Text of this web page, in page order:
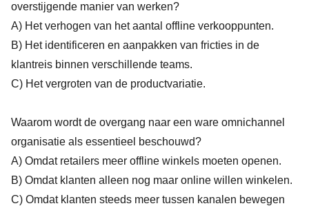
overstijgende manier van werken?
A) Het verhogen van het aantal offline verkooppunten.
B) Het identificeren en aanpakken van fricties in de
klantreis binnen verschillende teams.
C) Het vergroten van de productvariatie.
Waarom wordt de overgang naar een ware omnichannel
organisatie als essentieel beschouwd?
A) Omdat retailers meer offline winkels moeten openen.
B) Omdat klanten alleen nog maar online willen winkelen.
C) Omdat klanten steeds meer tussen kanalen bewegen